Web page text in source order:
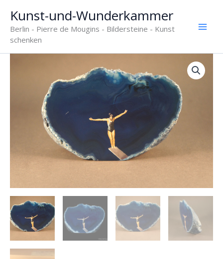
Inhalt
springen
Kunst-und-Wunderkammer
Berlin - Pierre de Mougins - Bildersteine - Kunst
schenken